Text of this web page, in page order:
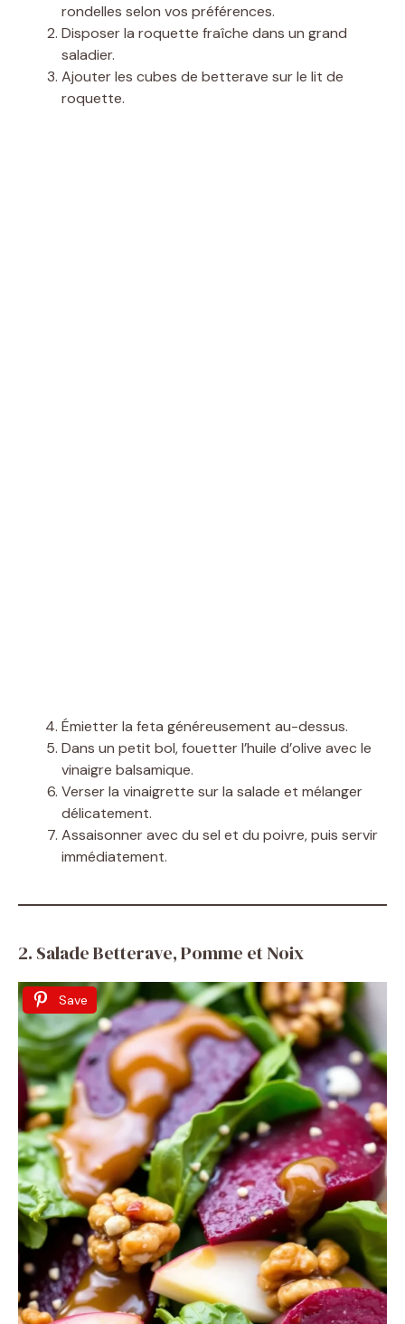
rondelles selon vos préférences.
Disposer la roquette fraîche dans un grand
saladier.
Ajouter les cubes de betterave sur le lit de
roquette.
Émietter la feta généreusement au-dessus.
Dans un petit bol, fouetter l’huile d’olive avec le
vinaigre balsamique.
Verser la vinaigrette sur la salade et mélanger
délicatement.
Assaisonner avec du sel et du poivre, puis servir
immédiatement.
2. Salade Betterave, Pomme et Noix
Save